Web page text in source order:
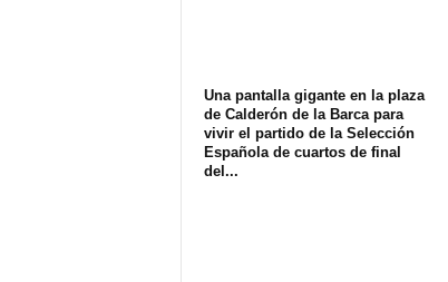
Una pantalla gigante en la plaza
de Calderón de la Barca para
vivir el partido de la Selección
Española de cuartos de final
del...